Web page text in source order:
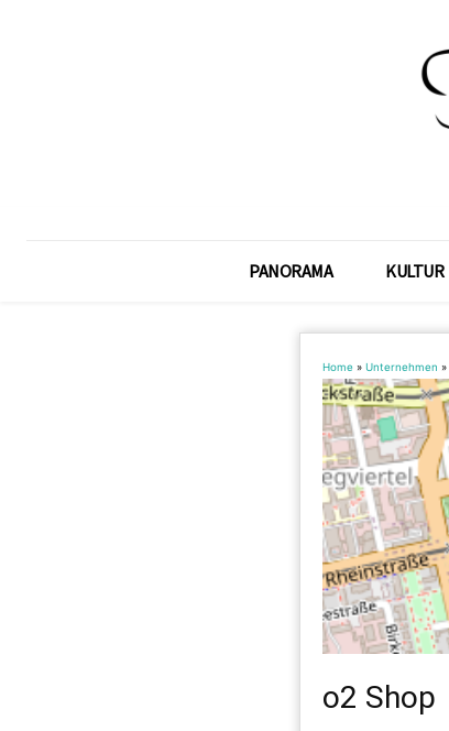
PANORAMA KULTUR
Home » Unternehmen »
o2 Shop